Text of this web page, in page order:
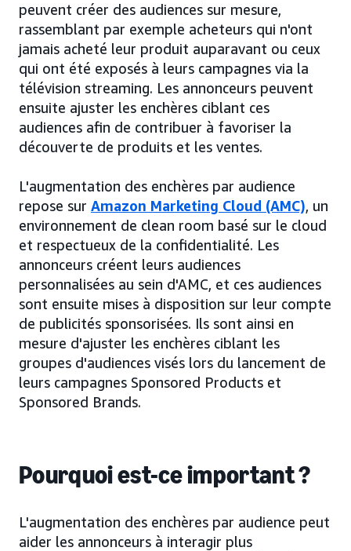
peuvent créer des audiences sur mesure,
rassemblant par exemple acheteurs qui n'ont
jamais acheté leur produit auparavant ou ceux
qui ont été exposés à leurs campagnes via la
télévision streaming. Les annonceurs peuvent
ensuite ajuster les enchères ciblant ces
audiences afin de contribuer à favoriser la
découverte de produits et les ventes.
L'augmentation des enchères par audience
repose sur Amazon Marketing Cloud (AMC), un
environnement de clean room basé sur le cloud
et respectueux de la confidentialité. Les
annonceurs créent leurs audiences
personnalisées au sein d'AMC, et ces audiences
sont ensuite mises à disposition sur leur compte
de publicités sponsorisées. Ils sont ainsi en
mesure d'ajuster les enchères ciblant les
groupes d'audiences visés lors du lancement de
leurs campagnes Sponsored Products et
Sponsored Brands.
Pourquoi est-ce important ?
L'augmentation des enchères par audience peut
aider les annonceurs à interagir plus